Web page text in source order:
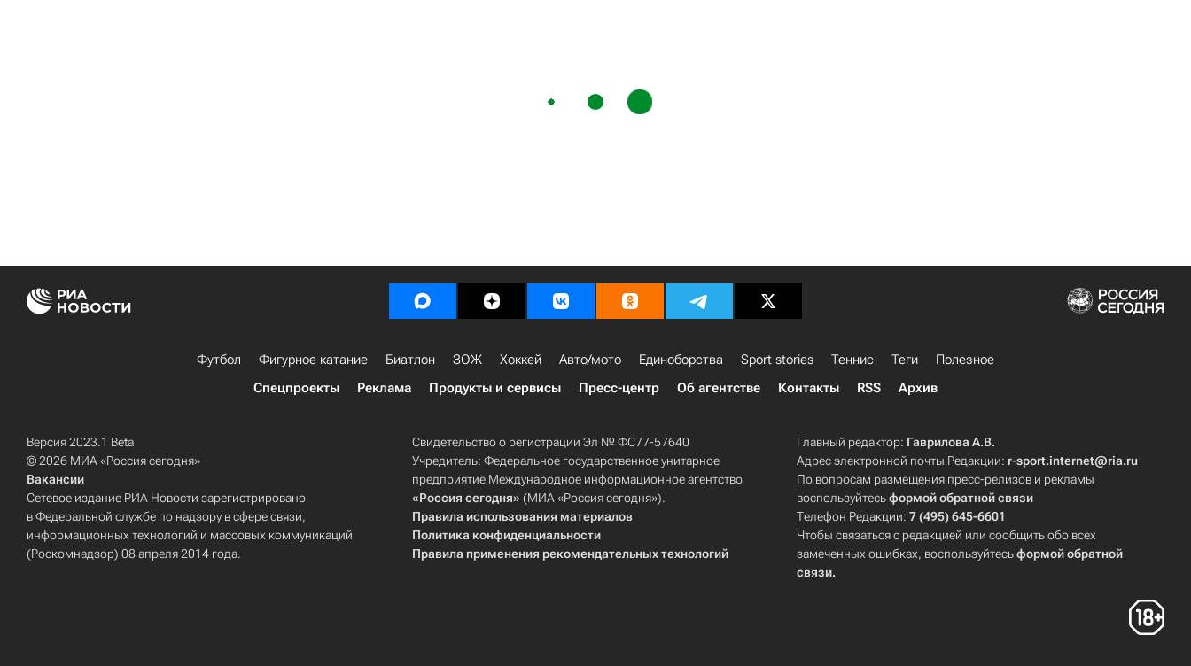
Футбол Фигурное катание Биатлон ЗОЖ Хоккей Авто/мото Единоборства Sport stories Теннис Теги
Полезное
Спецпроекты
Реклама Продукты и сервисы Пресс-центр Об агентстве Контакты RSS Архив
Версия 2023.1 Beta
© 2026 МИА «Россия сегодня»
Вакансии
Сетевое издание РИА Новости зарегистрировано
в Федеральной службе по надзору в сфере связи,
информационных технологий и массовых коммуникаций
(Роскомнадзор) 08 апреля 2014 года.
Свидетельство о регистрации Эл № ФС77-57640
Учредитель: Федеральное государственное унитарное
предприятие Международное информационное агентство
«Россия сегодня» (МИА «Россия сегодня»).
Правила использования материалов
Политика конфиденциальности
Правила применения рекомендательных технологий
Главный редактор: Гаврилова А.В.
Адрес электронной почты Редакции: r-sport.internet@ria.ru
По вопросам размещения пресс-релизов и рекламы
воспользуйтесьформой обратной связи
Телефон Редакции:7 (495) 645-6601
Чтобы связаться с редакцией или сообщить обо всех
замеченных ошибках, воспользуйтесьформой обратной
связи.